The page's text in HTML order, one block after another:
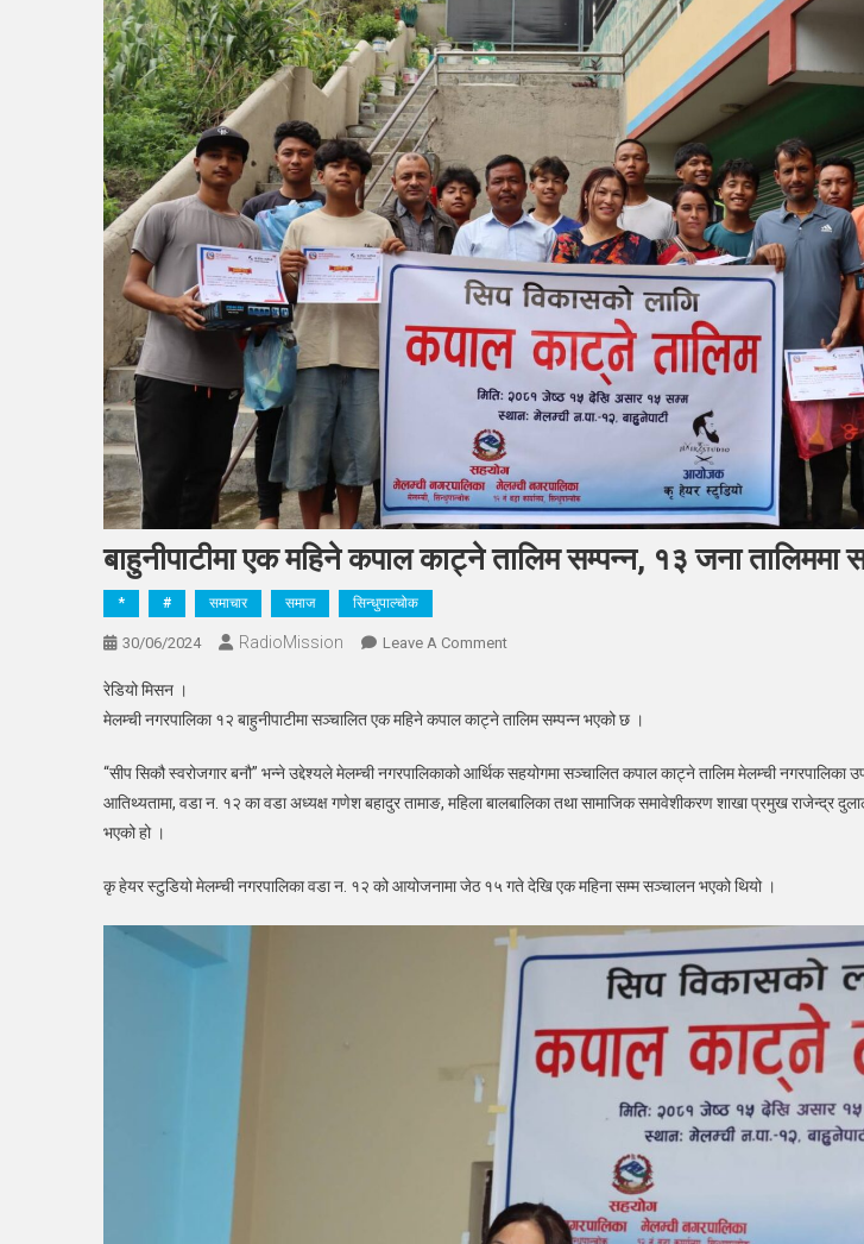
बाहुनीपाटीमा एक महिने कपाल काट्ने तालिम सम्पन्न, १३ जना तालिममा
* # समाचार समाज सिन्धुपाल्चोक
30/06/2024 RadioMission Leave A CommentOn
महिने
काट्ने
तालिम
जना
सहभागी
रेडियो मिसन ।
मेलम्ची नगरपालिका १२ बाहुनीपाटीमा सञ्चालित एक महिने कपाल काट्ने तालिम सम्पन्न भएको छ ।
“सीप सिकौ स्वरोजगार बनौ” भन्ने उद्देश्यले मेलम्ची नगरपालिकाको आर्थिक सहयोगमा सञ्चालित कपाल काट्ने तालिम मेलम्ची
आतिथ्यतामा, वडा न. १२ का वडा अध्यक्ष गणेश बहादुर तामाङ, महिला बालबालिका तथा सामाजिक समावेशीकरण शाखा प्रमुख राजेन्द्र
भएको हो ।
कृ हेयर स्टुडियो मेलम्ची नगरपालिका वडा न. १२ को आयोजनामा जेठ १५ गते देखि एक महिना सम्म सञ्चालन भएको थियो ।